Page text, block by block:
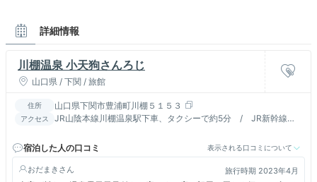
詳細情報
川棚温泉 小天狗さんろじ
山口県 / 下関 / 旅館
住所 山口県下関市豊浦町川棚５１５３
アクセス
JR山陰本線川棚温泉駅下車、タクシーで約5分 / JR新幹線
宿泊した人の口コミ
表示される口コミについて
おだまき 旅行時期 2023年4月